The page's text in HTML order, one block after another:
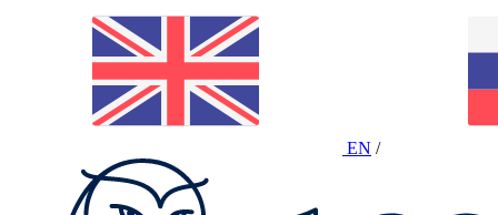
EN /